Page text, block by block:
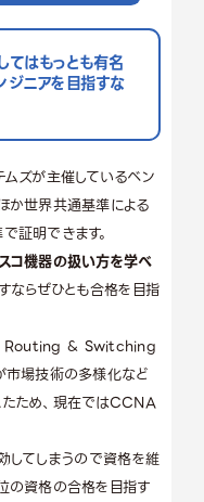
てはもっとも有名
ジニアを目指すな
ズが主催しているベン
か世界共通基準による
証明できます。
コ機器の扱い方を学べ
ならぜひとも合格を目指
、Routing & Switching
市場技術の多様化など
ため、現在ではCCNA
てしまうので資格を維
の資格の合格を目指す